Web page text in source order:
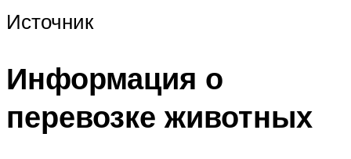
Источник
Информация о
перевозке животных